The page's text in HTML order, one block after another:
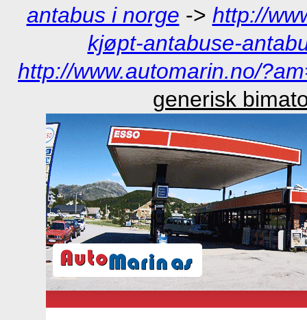
antabus i norge -> http://
kjøpt-antabuse-
http://www.automarin.no/
generisk